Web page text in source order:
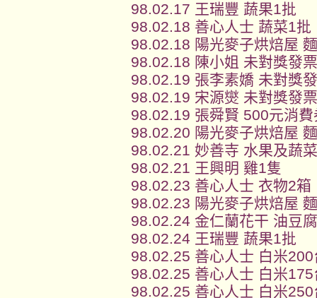
98.02.17 王瑞豐 蔬果1批
98.02.18 善心人士 蔬菜1批
98.02.18 陽光麥子烘焙屋
98.02.18 陳小姐 未對獎發
98.02.19 張李素嬌 未對獎
98.02.19 宋源爕 未對獎發
98.02.19 張舜賢 500元消
98.02.20 陽光麥子烘焙屋
98.02.21 妙善寺 水果及蔬
98.02.21 王興明 雞1隻
98.02.23 善心人士 衣物2箱
98.02.23 陽光麥子烘焙屋
98.02.24 金仁蘭花干 油豆
98.02.24 王瑞豐 蔬果1批
98.02.25 善心人士 白米200
98.02.25 善心人士 白米175
98.02.25 善心人士 白米250